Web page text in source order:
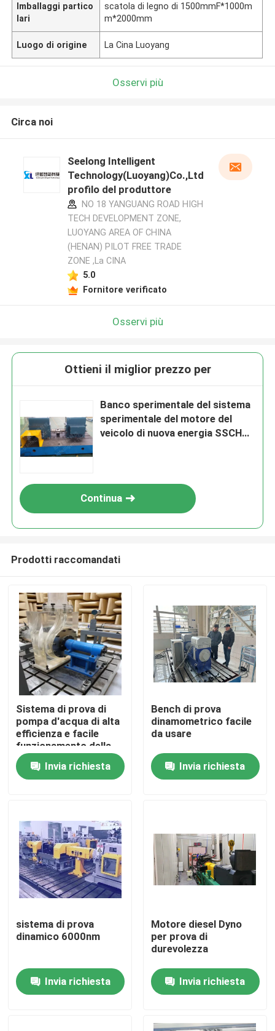
Casa.
Prodotti
Chi Siamo
Controllo della qualità
Contattaci
Dinamometro di coppia di torsione
Dinamometro ad alta velocità
Imballaggi partico
lari
scatola di legno di 1500mmF*1000m
m*2000mm
Luogo di origine La Cina Luoyang
Osservi più
Circa noi
Seelong Intelligent
Technology(Luoyang)Co.,Ltd
profilo del produttore
NO 18 YANGUANG ROAD HIGH
TECH DEVELOPMENT ZONE,
LUOYANG AREA OF CHINA
(HENAN) PILOT FREE TRADE
ZONE ,La CINA
5.0
Fornitore verificato
Osservi più
Ottieni il miglior prezzo per
Banco sperimentale del sistema
sperimentale del motore del
veicolo di nuova energia SSCH60
Continua
Prodotti raccomandati
Sistema di prova di
pompa d'acqua di alta
efficienza e facile
funzionamento della
serie WH700
Invia richiesta
Bench di prova
dinamometrico facile
da usare
Invia richiesta
sistema di prova
dinamico 6000nm
Invia richiesta
Motore diesel Dyno
per prova di
durevolezza
Invia richiesta